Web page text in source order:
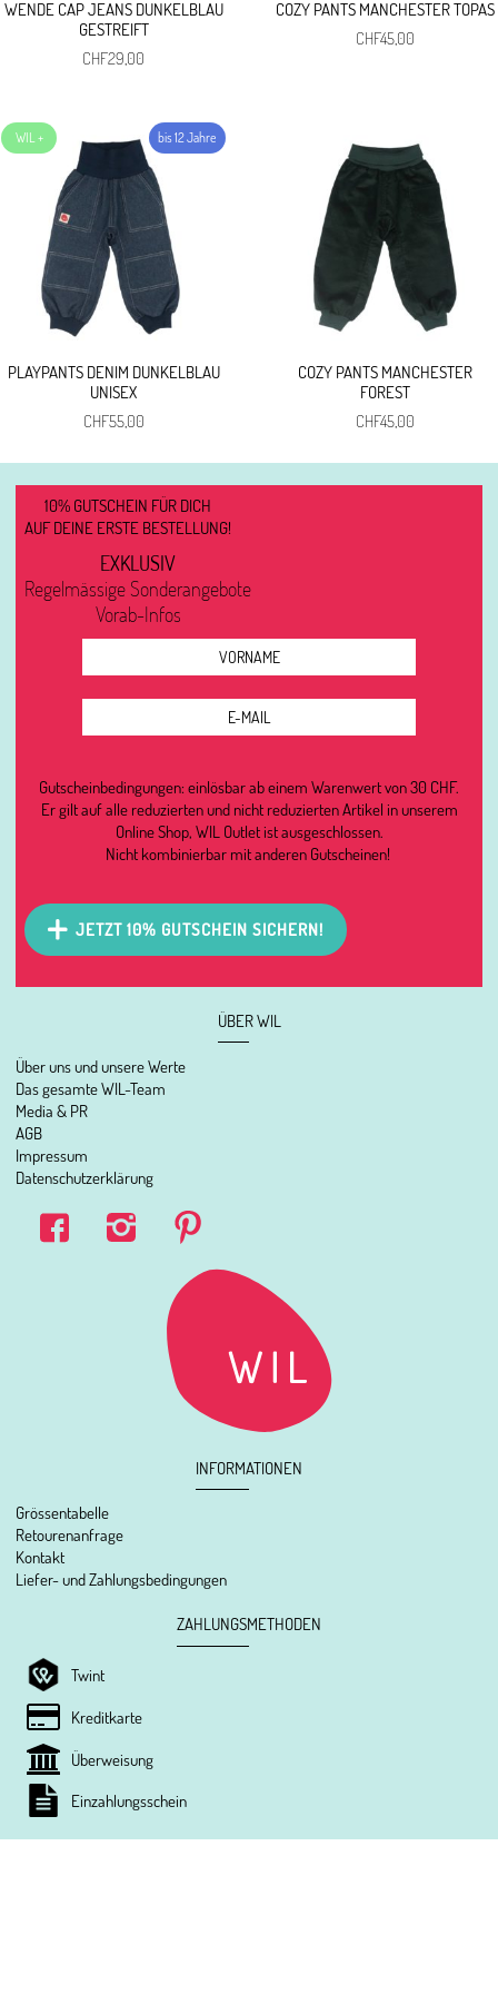
WENDE CAP JEANS DUNKELBLAU
GESTREIFT
CHF29,00
COZY PANTS MANCHESTER TOPAS
CHF45,00
PLAYPANTS DENIM DUNKELBLAU
UNISEX
CHF55,00
COZY PANTS MANCHESTER
FOREST
CHF45,00
ÜBER WIL
Über uns und unsere Werte
Das gesamte WIL-Team
Media & PR
AGB
Impressum
Datenschutzerklärung
INFORMATIONEN
Grössentabelle
Retourenanfrage
Kontakt
Liefer- und Zahlungsbedingungen
ZAHLUNGSMETHODEN
Twint
Kreditkarte
Überweisung
Einzahlungsschein
10% GUTSCHEIN FÜR DICH
AUF DEINE ERSTE BESTELLUNG!
EXKLUSIV
Regelmässige Sonderangebote
Vorab-Infos
Gutscheinbedingungen: einlösbar ab einem Warenwert von 30 CHF.
Er gilt auf alle reduzierten und nicht reduzierten Artikel in unserem
Online Shop, WIL Outlet ist ausgeschlossen.
Nicht kombinierbar mit anderen Gutscheinen!
JETZT 10% GUTSCHEIN SICHERN!